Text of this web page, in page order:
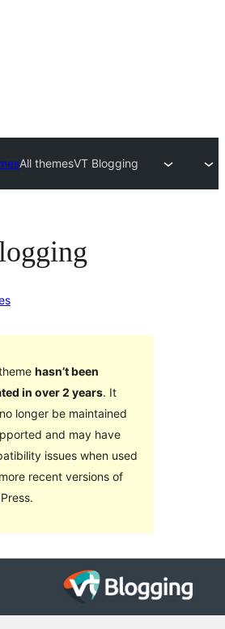
All themesVT Blogging
hasn’t been
in over 2 years. It
longer be maintained
and may have
issues when used
recent versions of